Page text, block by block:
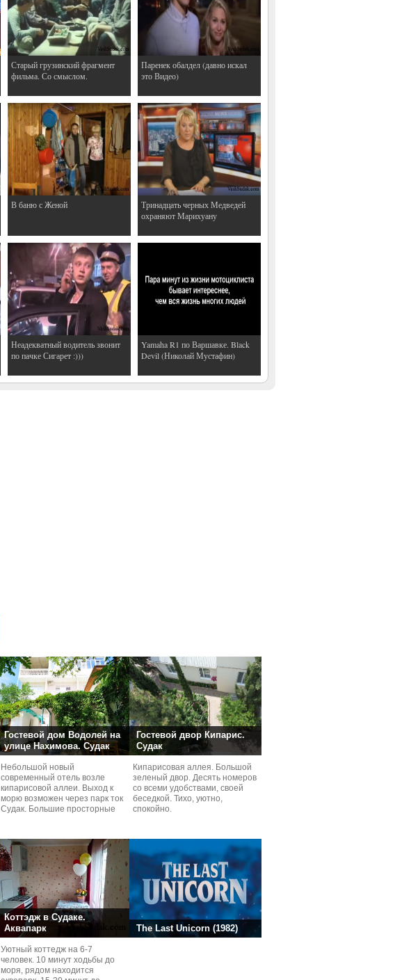
Старый грузинский фрагмент
фильма. Со смыслом.
Паренек обалдел (давно искал
это Видео)
В баню с Женой
Тринадцать черных Медведей
охраняют Марихуану
Неадекватный водитель звонит
по пачке Сигарет :)))
Yamaha R1 по Варшавке. Black
Devil (Николай Мустафин)
Гостевой дом Водолей на
улице Нахимова. Судак
Небольшой новый
современный отель возле
кипарисовой аллеи. Выход к
морю возможен через парк ток
Судaк. Большие просторные
Гостевой двор Кипарис.
Судак
Кипарисовая аллея. Большой
зеленый двор. Десять номеров
со всеми удобствами, своей
беседкой. Тихо, уютно,
спокойно.
Коттэдж в Судаке.
Аквапарк
Уютный коттедж на 6-7
человек. 10 минут ходьбы до
моря, рядом находится
The Last Unicorn (1982)